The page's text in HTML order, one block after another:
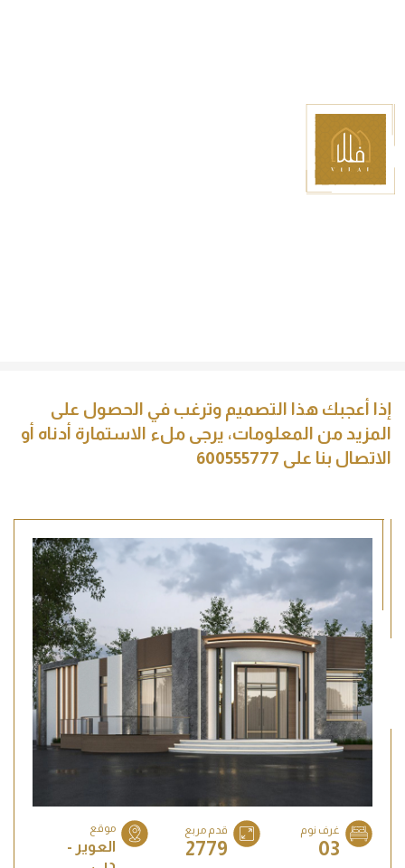
إذا أعجبك هذا التصميم وترغب في الحصول على
المزيد من المعلومات، يرجى ملء الاستمارة أدناه أو
الاتصال بنا على 600555777
غرف نوم
03
قدم مربع
2779
موقع
العوير -
دبي